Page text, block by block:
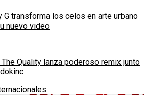
G transforma los celos en arte urbano
nuevo video
The Quality lanza poderoso remix junto